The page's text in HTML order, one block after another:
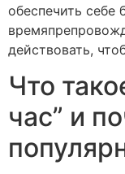
обеспечить себе
действовать,
Что
час” и